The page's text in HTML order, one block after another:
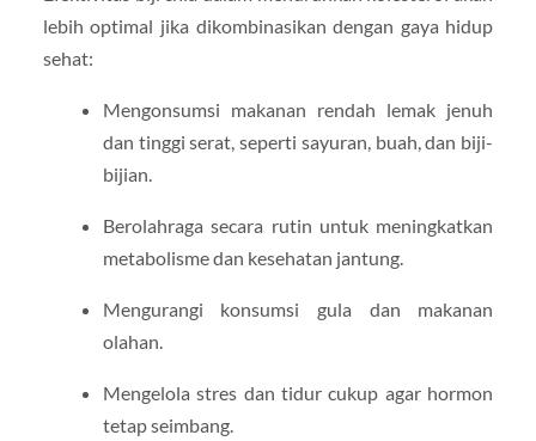
lebih optimal jika dikombinasikan dengan gaya hidup
sehat:
Mengonsumsi makanan rendah lemak jenuh
dan tinggi serat, seperti sayuran, buah, dan biji-
bijian.
Berolahraga secara rutin untuk meningkatkan
metabolisme dan kesehatan jantung.
Mengurangi konsumsi gula dan makanan
olahan.
Mengelola stres dan tidur cukup agar hormon
tetap seimbang.